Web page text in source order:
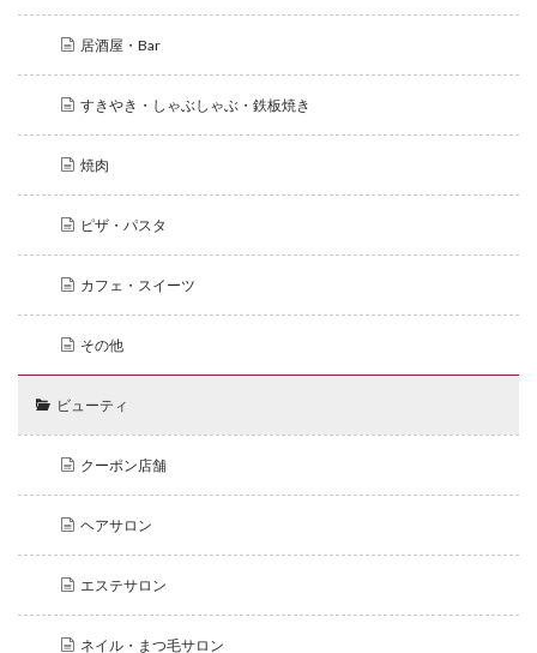
居酒屋・Bar
すきやき・しゃぶしゃぶ・鉄板焼き
焼肉
ピザ・パスタ
カフェ・スイーツ
その他
ビューティ
クーポン店舗
ヘアサロン
エステサロン
ネイル・まつ毛サロン